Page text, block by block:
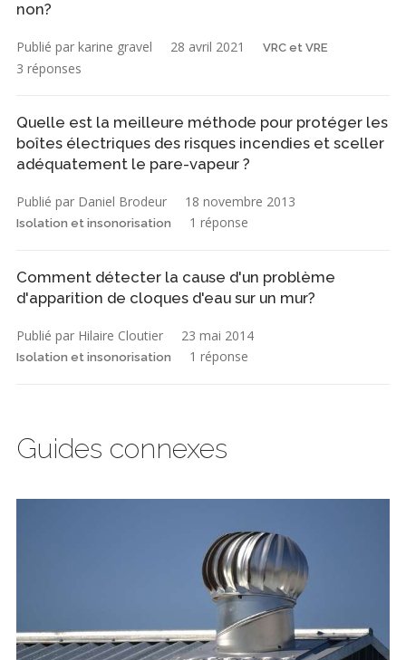
non?
Publié par karine gravel 28 avril 2021 VRC et VRE
3 réponses
Quelle est la meilleure méthode pour protéger les
boîtes électriques des risques incendies et sceller
adéquatement le pare-vapeur ?
Publié par Daniel Brodeur 18 novembre 2013
Isolation et insonorisation 1 réponse
Comment détecter la cause d'un problème
d'apparition de cloques d'eau sur un mur?
Publié par Hilaire Cloutier 23 mai 2014
Isolation et insonorisation 1 réponse
Guides connexes